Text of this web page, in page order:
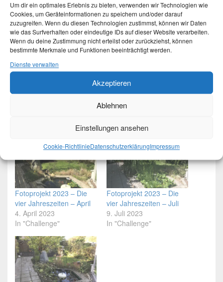
Um dir ein optimales Erlebnis zu bieten, verwenden wir Technologien wie
Cookies, um Geräteinformationen zu speichern und/oder darauf
zuzugreifen. Wenn du diesen Technologien zustimmst, können wir Daten
wie das Surfverhalten oder eindeutige IDs auf dieser Website verarbeiten.
Wenn du deine Zustimmung nicht erteilst oder zurückziehst, können
bestimmte Merkmale und Funktionen beeinträchtigt werden.
Dienste verwalten
Akzeptieren
Ablehnen
Einstellungen ansehen
Cookie-RichtlinieDatenschutzerklärungImpressum
Teilen mit:
WhatsApp
Mastodon
Threads
E-Mail
Gefällt mir:
Fotoprojekt 2023 – Die
vier Jahreszeiten – April
4. April 2023
In "Challenge"
Fotoprojekt 2023 – Die
vier Jahreszeiten – Juli
9. Juli 2023
In "Challenge"